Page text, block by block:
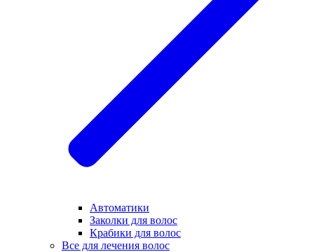
Автоматики
Заколки для волос
Крабики для волос
Все для лечения волос